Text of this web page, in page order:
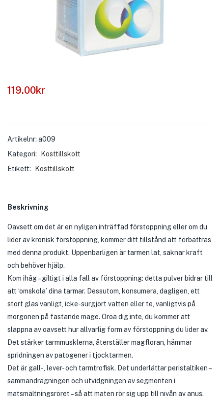
119.00kr
Artikelnr: a009
Kategori:
Kosttillskott
Etikett:
Kosttillskott
Beskrivning
Oavsett om det är en nyligen inträffad förstoppning eller om du
lider av kronisk förstoppning, kommer ditt tillstånd att förbättras
med denna produkt. Uppenbarligen är tarmen lat, saknar kraft
och behöver hjälp.
Kom ihåg – giltigt i alla fall av förstoppning: detta pulver bidrar till
att ‘omskola’ dina tarmar. Dessutom, konsumera, dagligen, ett
stort glas vanligt, icke-surgjort vatten eller te, vanligtvis på
morgonen på fastande mage. Oroa dig inte, du kommer att
slappna av oavsett hur allvarlig form av förstoppning du lider av.
Det stärker tarmmusklerna, återställer magfloran, hämmar
spridningen av patogener i tjocktarmen.
Det är gall-, lever- och tarmtrofisk. Det underlättar peristaltiken –
sammandragningen och utvidgningen av segmenten i
matsmältningsröret – så att maten rör sig upp till nivån av anus.